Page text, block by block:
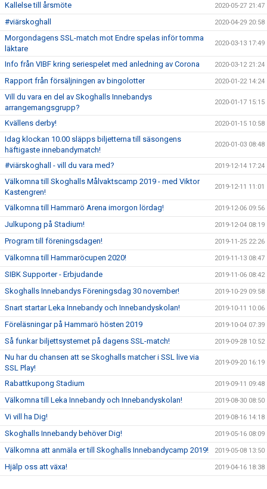
Kallelse till årsmöte 2020-05-27 21:47
#viärskoghall 2020-04-29 20:58
Morgondagens SSL-match mot Endre spelas inför tomma
läktare
2020-03-13 17:49
Info från VIBF kring seriespelet med anledning av Corona 2020-03-12 21:24
Rapport från försäljningen av bingolotter 2020-01-22 14:24
Vill du vara en del av Skoghalls Innebandys
arrangemangsgrupp?
2020-01-17 15:15
Kvällens derby! 2020-01-15 10:58
Idag klockan 10.00 släpps biljetterna till säsongens
häftigaste innebandymatch!
2020-01-03 08:48
#viärskoghall - vill du vara med? 2019-12-14 17:24
Välkomna till Skoghalls Målvaktscamp 2019 - med Viktor
Kastengren!
2019-12-11 11:01
Välkomna till Hammarö Arena imorgon lördag! 2019-12-06 09:56
Julkupong på Stadium! 2019-12-04 08:19
Program till föreningsdagen! 2019-11-25 22:26
Välkomna till Hammaröcupen 2020! 2019-11-13 08:47
SIBK Supporter - Erbjudande 2019-11-06 08:42
Skoghalls Innebandys Föreningsdag 30 november! 2019-10-29 09:58
Snart startar Leka Innebandy och Innebandyskolan! 2019-10-11 10:06
Föreläsningar på Hammarö hösten 2019 2019-10-04 07:39
Så funkar biljettsystemet på dagens SSL-match! 2019-09-28 10:52
Nu har du chansen att se Skoghalls matcher i SSL live via
SSL Play!
2019-09-20 16:19
Rabattkupong Stadium 2019-09-11 09:48
Välkomna till Leka Innebandy och Innebandyskolan! 2019-08-30 08:50
Vi vill ha Dig! 2019-08-16 14:18
Skoghalls Innebandy behöver Dig! 2019-05-16 08:09
Välkomna att anmäla er till Skoghalls Innebandycamp 2019! 2019-05-08 13:50
Hjälp oss att växa! 2019-04-16 18:38